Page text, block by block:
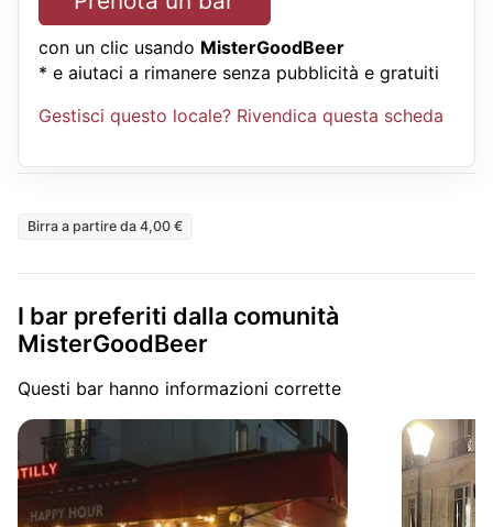
con un clic usando MisterGoodBeer
* e aiutaci a rimanere senza pubblicità e gratuiti
Gestisci questo locale? Rivendica questa scheda
Birra a partire da 4,00 €
I bar preferiti dalla comunità
MisterGoodBeer
Questi bar hanno informazioni corrette